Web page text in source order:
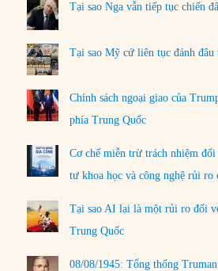
Tại sao Nga vẫn tiếp tục chiến
Tại sao Mỹ cứ liên tục đánh đâu
Chính sách ngoại giao của
phía Trung Quốc
Cơ chế miễn trừ trách nhiệm
tư khoa học và công nghệ rủi ro
Tại sao AI lại là một rủi ro đối
Trung Quốc
08/08/1945: Tổng thống